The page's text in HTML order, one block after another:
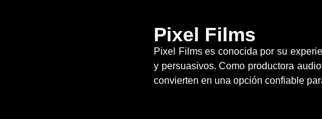
Pixel Films
Pixel Films es conocida por su
y persuasivos. Como productora
convierten en una opción confiable